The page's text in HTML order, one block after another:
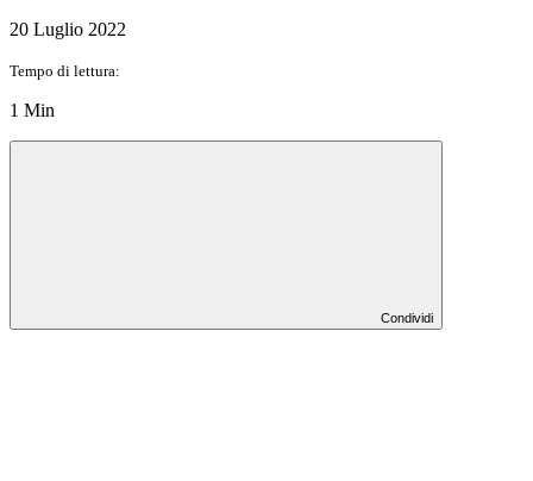
20 Luglio 2022
Tempo di lettura:
1 Min
Condividi